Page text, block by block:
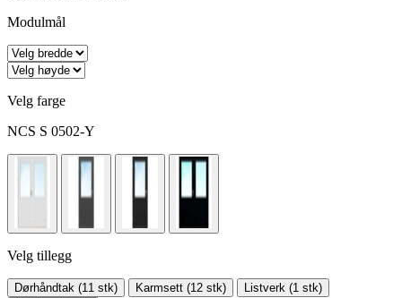
Modulmål
Velg farge
NCS S 0502-Y
Velg tillegg
Dørhåndtak (11 stk) Karmsett (12 stk)
Listverk (1 stk)